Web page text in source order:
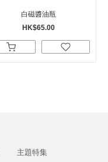
白磁醬油瓶
HK$65.00
主題特集